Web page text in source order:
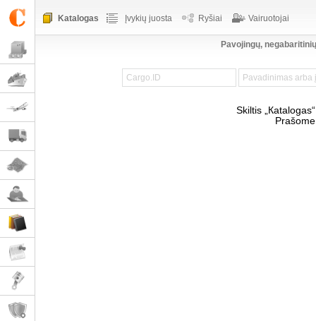
Katalogas Įvykių juosta Ryšiai Vairuotojai
Pavojingų,
Skiltis